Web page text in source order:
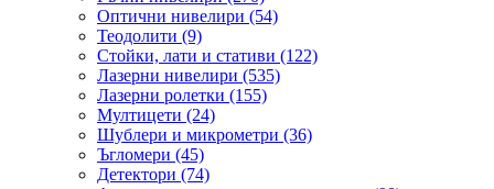
Оптични нивелири (54)
Теодолити (9)
Стойки, лати и стативи (122)
Лазерни нивелири (535)
Лазерни ролетки (155)
Мултицети (24)
Шублери и микрометри (36)
Ъгломери (45)
Детектори (74)